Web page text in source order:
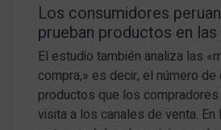
Los consumidores
prueban productos en
El estudio también analiza las
compra,» es decir, el número
productos que los compradores
visita a los canales de venta. En